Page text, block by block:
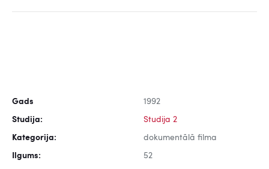
Gads 1992
Studija: Studija 2
Kategorija: dokumentālā filma
Ilgums: 52